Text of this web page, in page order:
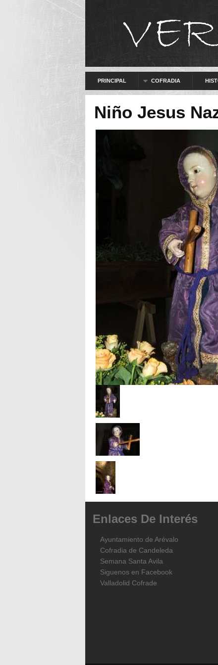
PRINCIPAL COFRADIA
Niño Jesus
Enlaces De Interés
Ayuntamiento de Arévalo
Cofradia de Candeleda
Semana Santa Avila
Siguenos en Facebook
Valladolid Cofrade